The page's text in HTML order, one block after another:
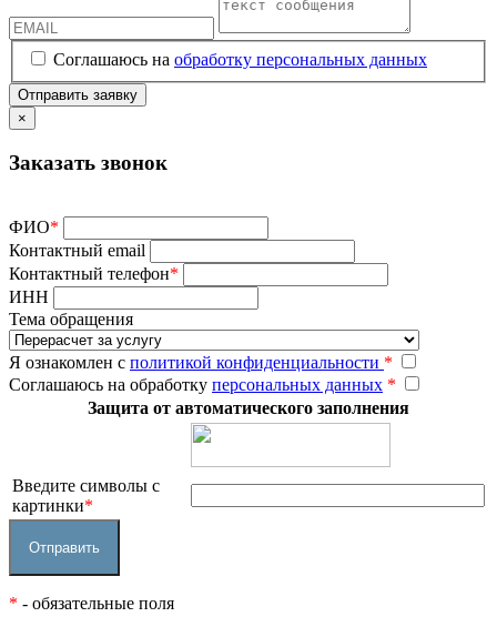
Соглашаюсь на обработку персональных данных
×
Заказать звонок
ФИО*
Контактный email
Контактный телефон*
ИНН
Тема обращения
Я ознакомлен с политикой конфиденциальности *
Соглашаюсь на обработку персональных данных *
Защита от автоматического заполнения
Введите символы с
картинки*
* - обязательные поля